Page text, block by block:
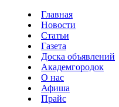
Главная
Новости
Статьи
Газета
Доска объявлений
Академгородок
О нас
Афиша
Прайс